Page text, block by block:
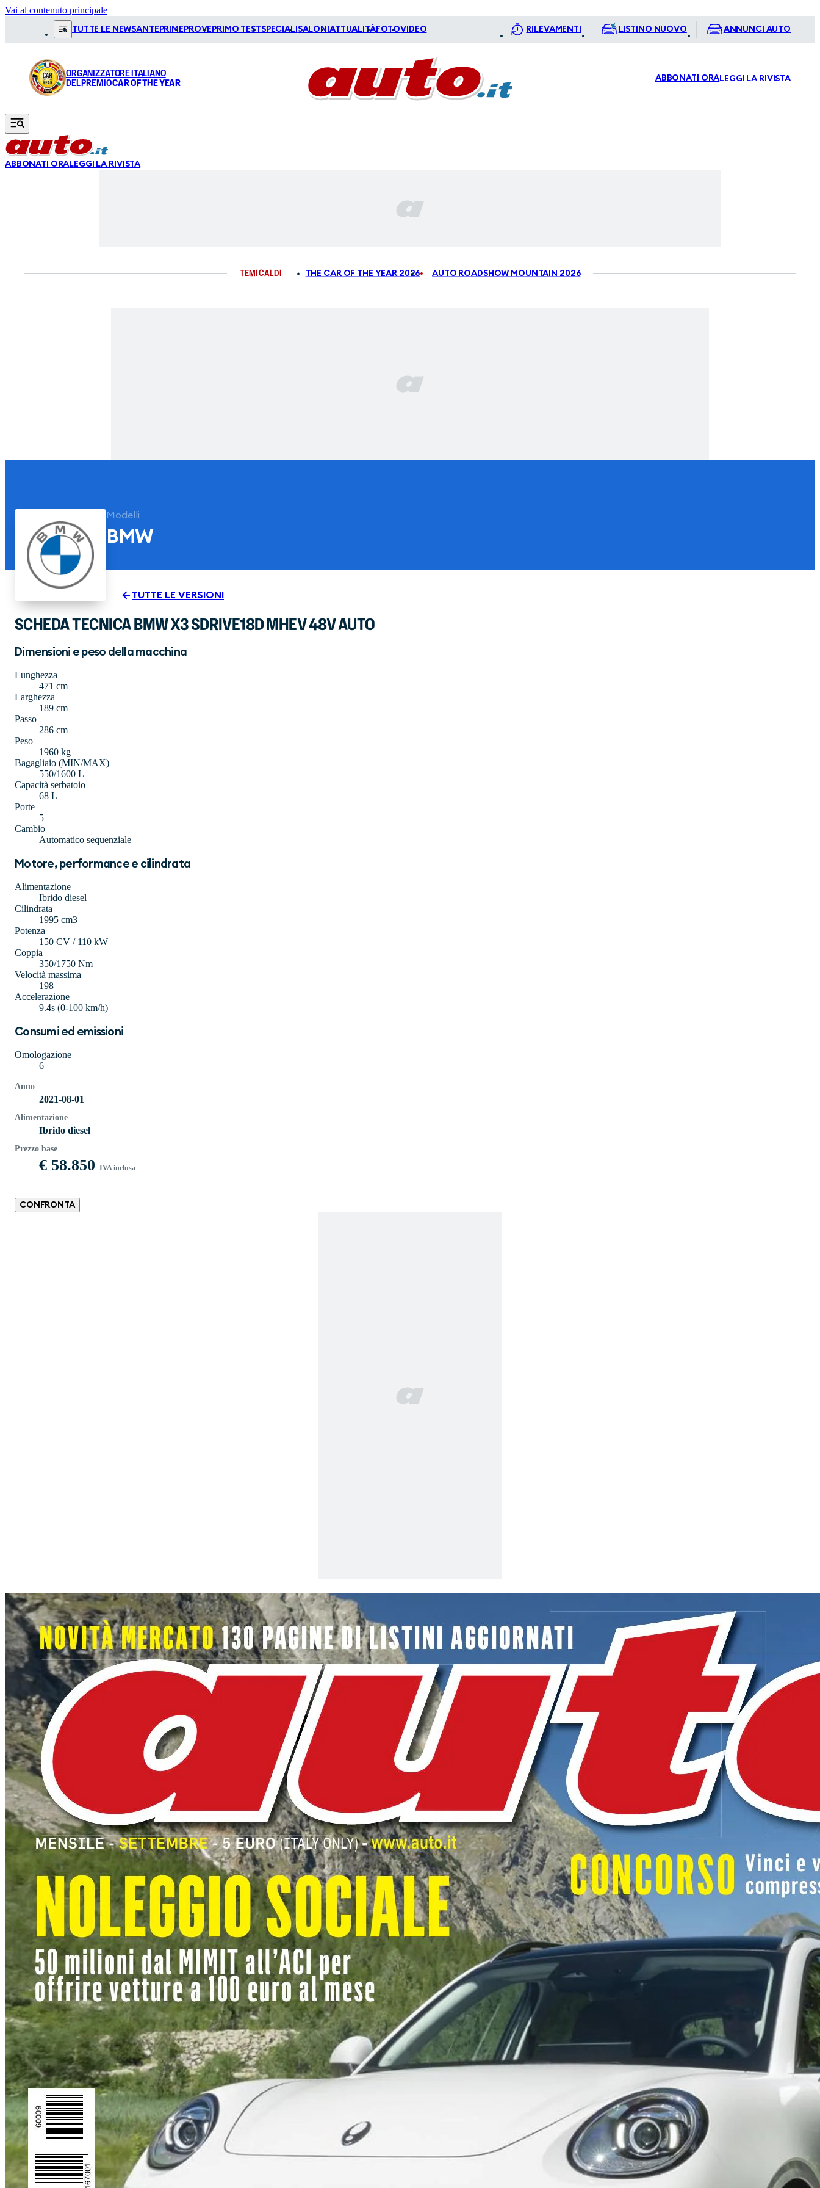
Vai al contenuto principale
TUTTE LE NEWSANTEPRIME PROVE PRIMO TESTSPECIALI SALONI ATTUALITÀFOTOVIDEO RILEVAMENTI LISTINO NUOVO ANNUNCI AUTO
ORGANIZZATORE ITALIANO
DEL PREMIOCAR OF THE YEAR ABBONATI ORALEGGI LA RIVISTA
ABBONATI ORALEGGI LA RIVISTA
TEMI CALDI THE CAR OF THE YEAR 2026 AUTO ROADSHOW MOUNTAIN 2026
Modelli
BMW
TUTTE LE VERSIONI
SCHEDA TECNICA BMW X3 SDRIVE18D MHEV 48V AUTO
Dimensioni e peso della macchina
Lunghezza
471 cm
Larghezza
189 cm
Passo
286 cm
Peso
1960 kg
Bagagliaio (MIN/MAX)
550/1600 L
Capacità serbatoio
68 L
Porte
5
Cambio
Automatico sequenziale
Motore, performance e cilindrata
Alimentazione
Ibrido diesel
Cilindrata
1995 cm3
Potenza
150 CV / 110 kW
Coppia
350/1750 Nm
Velocità massima
198
Accelerazione
9.4s (0-100 km/h)
Consumi ed emissioni
Omologazione
6
Anno
2021-08-01
Alimentazione
Ibrido diesel
Prezzo base
€ 58.850 IVA inclusa
CONFRONTA